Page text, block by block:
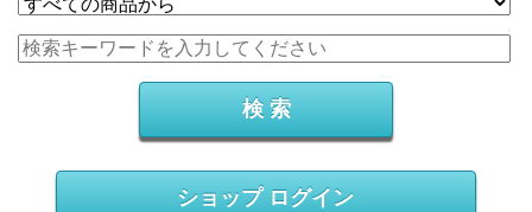
ショップ ログイン